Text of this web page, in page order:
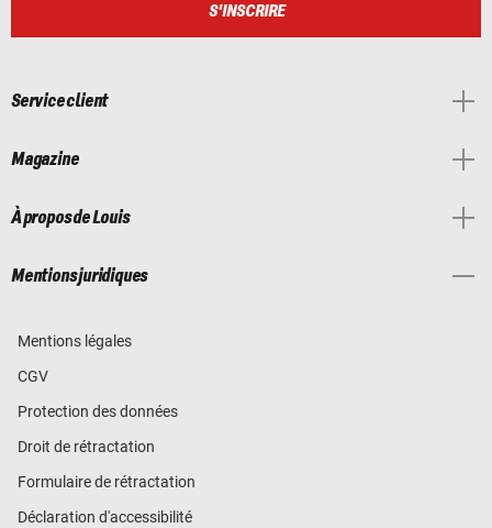
S'INSCRIRE
Service client
Magazine
À propos de Louis
Mentions juridiques
Mentions légales
CGV
Protection des données
Droit de rétractation
Formulaire de rétractation
Déclaration d'accessibilité